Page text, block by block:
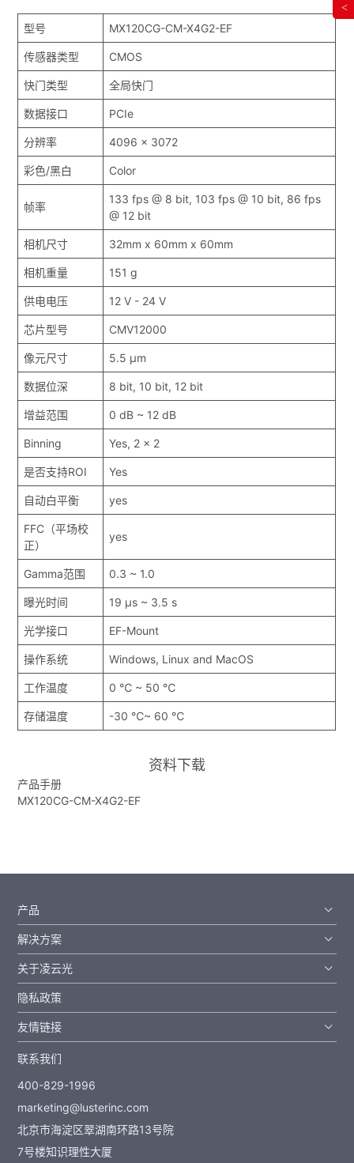
型号 MX120CG-CM-X4G2-EF
传感器类型 CMOS
快门类型 全局快门
数据接口 PCIe
分辨率 4096 x 3072
彩色/黑白 Color
帧率
133 fps @ 8 bit, 103 fps @ 10 bit, 86 fps
@ 12 bit
相机尺寸 32mm x 60mm x 60mm
相机重量 151 g
供电电压 12 V - 24 V
芯片型号 CMV12000
像元尺寸 5.5 μm
数据位深 8 bit, 10 bit, 12 bit
增益范围 0 dB ~ 12 dB
Binning Yes, 2 x 2
是否支持ROI Yes
自动白平衡 yes
FFC（平场校
正）
yes
Gamma范围 0.3 ~ 1.0
曝光时间 19 μs ~ 3.5 s
光学接口 EF-Mount
操作系统 Windows, Linux and MacOS
工作温度 0 ℃ ~ 50 ℃
存储温度 -30 ℃~ 60 ℃
资料下载
产品手册
MX120CG-CM-X4G2-EF
产品
解决方案
关于凌云光
隐私政策
友情链接
联系我们
400-829-1996
marketing@lusterinc.com
北京市海淀区翠湖南环路13号院
7号楼知识理性大厦
<